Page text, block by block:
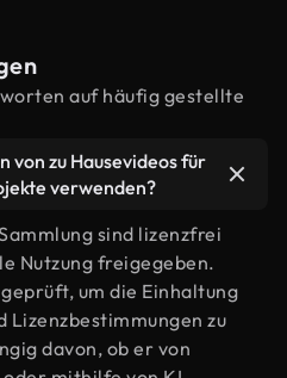
auf häufig gestellte
von zu Hausevideos für
verwenden?
sind lizenzfrei
Nutzung freigegeben.
um die Einhaltung
zu
davon, ob er von